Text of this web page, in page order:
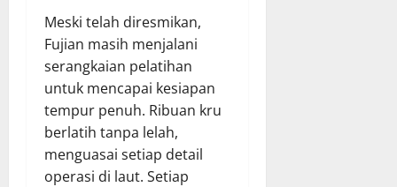
Meski telah diresmikan,
Fujian masih menjalani
serangkaian pelatihan
untuk mencapai kesiapan
tempur penuh. Ribuan kru
berlatih tanpa lelah,
menguasai setiap detail
operasi di laut. Setiap